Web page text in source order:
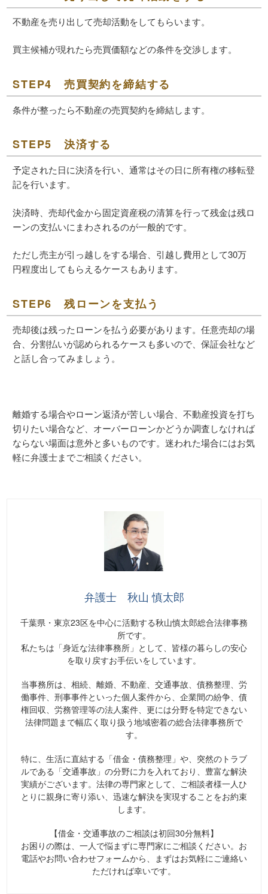
不動産を売り出して売却活動をしてもらいます。
買主候補が現れたら売買価額などの条件を交渉します。
STEP4 売買契約を締結する
条件が整ったら不動産の売買契約を締結します。
STEP5 決済する
予定された日に決済を行い、通常はその日に所有権の移転登
記を行います。
決済時、売却代金から固定資産税の清算を行って残金は残ロ
ーンの支払いにまわされるのが一般的です。
ただし売主が引っ越しをする場合、引越し費用として30万
円程度出してもらえるケースもあります。
STEP6 残ローンを支払う
売却後は残ったローンを払う必要があります。任意売却の場
合、分割払いが認められるケースも多いので、保証会社など
と話し合ってみましょう。
離婚する場合やローン返済が苦しい場合、不動産投資を打ち
切りたい場合など、オーバーローンかどうか調査しなければ
ならない場面は意外と多いものです。迷われた場合にはお気
軽に弁護士までご相談ください。
弁護士 秋山 慎太郎
千葉県・東京23区を中心に活動する秋山慎太郎総合法律事務
所です。
私たちは「身近な法律事務所」として、皆様の暮らしの安心
を取り戻すお手伝いをしています。
当事務所は、相続、離婚、不動産、交通事故、債務整理、労
働事件、刑事事件といった個人案件から、企業間の紛争、債
権回収、労務管理等の法人案件、更には分野を特定できない
法律問題まで幅広く取り扱う地域密着の総合法律事務所で
す。
特に、生活に直結する「借金・債務整理」や、突然のトラブ
ルである「交通事故」の分野に力を入れており、豊富な解決
実績がございます。法律の専門家として、ご相談者様一人ひ
とりに親身に寄り添い、迅速な解決を実現することをお約束
します。
【借金・交通事故のご相談は初回30分無料】
お困りの際は、一人で悩まずに専門家にご相談ください。お
電話やお問い合わせフォームから、まずはお気軽にご連絡い
ただければ幸いです。